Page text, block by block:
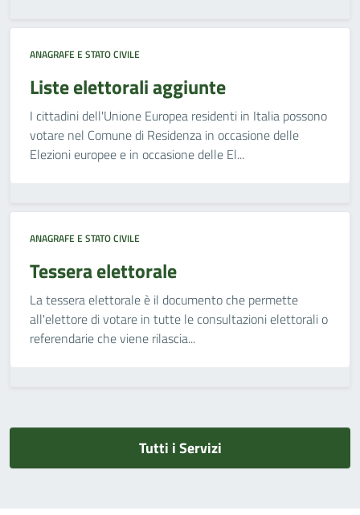
ANAGRAFE E STATO CIVILE
Liste elettorali aggiunte
I cittadini dell'Unione Europea residenti in Italia possono
votare nel Comune di Residenza in occasione delle
Elezioni europee e in occasione delle El...
ANAGRAFE E STATO CIVILE
Tessera elettorale
La tessera elettorale è il documento che permette
all'elettore di votare in tutte le consultazioni elettorali o
referendarie che viene rilascia...
Tutti i Servizi